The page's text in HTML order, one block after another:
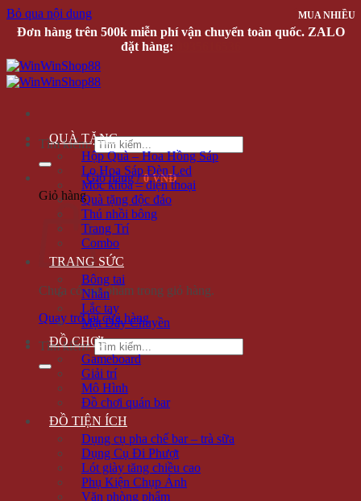
Bỏ qua nội dung
Đơn hàng trên 500k miễn phí vận chuyển toàn quốc. ZALO
đặt hàng:
Tìm kiếm:
Giỏ hàng /0 VNĐ
Giỏ hàng
Chưa có sản phẩm trong giỏ hàng.
Quay trở lại cửa hàng
Tìm kiếm:
QUÀ TẶNG
Hộp Quà – Hoa Hồng Sáp
Lọ Hoa Sáp Đèn Led
Móc khóa – điện thoại
Quà tặng độc đáo
Thú nhồi bông
Trang Trí
Combo
TRANG SỨC
Bông tai
Nhẫn
Lắc tay
Mặt Dây Chuyền
ĐỒ CHƠI
Gameboard
Giải trí
Mô Hình
Đồ chơi quán bar
ĐỒ TIỆN ÍCH
Dụng cụ pha chế bar – trà sữa
Dụng Cụ Đi Phượt
Lót giày tăng chiều cao
Phụ Kiện Chụp Ảnh
Văn phòng phẩm
MUA NHIỀU
MUA NHIỀU
MUA NHIỀU
MUA NHIỀU
MUA NHIỀU
MUA NHIỀU
MUA NHIỀU